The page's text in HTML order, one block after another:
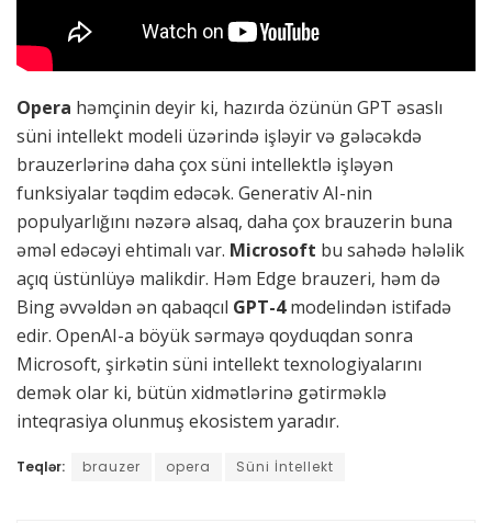
Opera həmçinin deyir ki, hazırda özünün GPT əsaslı
süni intellekt modeli üzərində işləyir və gələcəkdə
brauzerlərinə daha çox süni intellektlə işləyən
funksiyalar təqdim edəcək. Generativ AI-nin
populyarlığını nəzərə alsaq, daha çox brauzerin buna
əməl edəcəyi ehtimalı var. Microsoft bu sahədə hələlik
açıq üstünlüyə malikdir. Həm Edge brauzeri, həm də
Bing əvvəldən ən qabaqcıl GPT-4modelindən istifadə
edir. OpenAI-a böyük sərmayə qoyduqdan sonra
Microsoft, şirkətin süni intellekt texnologiyalarını
demək olar ki, bütün xidmətlərinə gətirməklə
inteqrasiya olunmuş ekosistem yaradır.
Teqlər: brauzer opera Süni İntellekt